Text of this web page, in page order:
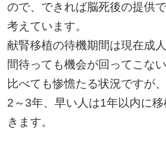
ので、できれば脳死後の提供
考えています。
献腎移植の待機期間は現在成
間待っても機会が回ってこな
比べても惨憺たる状況ですが
2～3年、早い人は1年以内に
きます。